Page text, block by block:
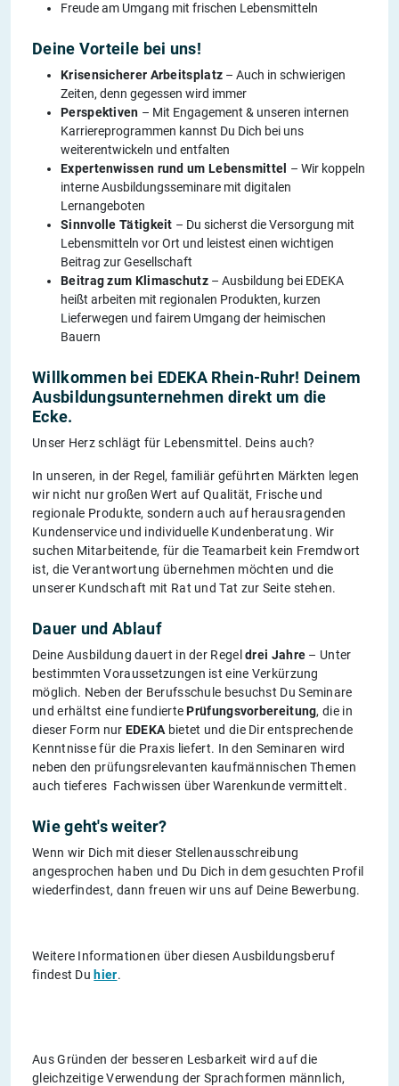
Freude am Umgang mit frischen Lebensmitteln
Deine Vorteile bei uns!
Krisensicherer Arbeitsplatz – Auch in schwierigen
Zeiten, denn gegessen wird immer
Perspektiven – Mit Engagement & unseren internen
Karriereprogrammen kannst Du Dich bei uns
weiterentwickeln und entfalten
Expertenwissen rund um Lebensmittel – Wir koppeln
interne Ausbildungsseminare mit digitalen
Lernangeboten
Sinnvolle Tätigkeit – Du sicherst die Versorgung mit
Lebensmitteln vor Ort und leistest einen wichtigen
Beitrag zur Gesellschaft
Beitrag zum Klimaschutz– Ausbildung bei EDEKA
heißt arbeiten mit regionalen Produkten, kurzen
Lieferwegen und fairem Umgang der heimischen
Bauern
Willkommen bei EDEKA Rhein-Ruhr! Deinem
Ausbildungsunternehmen direkt um die
Ecke.
Unser Herz schlägt für Lebensmittel. Deins auch?
In unseren, in der Regel, familiär geführten Märkten legen
wir nicht nur großen Wert auf Qualität, Frische und
regionale Produkte, sondern auch auf herausragenden
Kundenservice und individuelle Kundenberatung. Wir
suchen Mitarbeitende, für die Teamarbeit kein Fremdwort
ist, die Verantwortung übernehmen möchten und die
unserer Kundschaft mit Rat und Tat zur Seite stehen.
Dauer und Ablauf
Deine Ausbildung dauert in der Regeldrei Jahre – Unter
bestimmten Voraussetzungen ist eine Verkürzung
möglich. Neben der Berufsschule besuchst Du Seminare
und erhältst eine fundiertePrüfungsvorbereitung, die in
dieser Form nur EDEKA bietet und die Dir entsprechende
Kenntnisse für die Praxis liefert. In den Seminaren wird
neben den prüfungsrelevanten kaufmännischen Themen
auch tieferes Fachwissen über Warenkunde vermittelt.
Wie geht's weiter?
Wenn wir Dich mit dieser Stellenausschreibung
angesprochen haben und Du Dich in dem gesuchten Profil
wiederfindest, dann freuen wir uns auf Deine Bewerbung.
Weitere Informationen über diesen Ausbildungsberuf
findest Du hier.
Aus Gründen der besseren Lesbarkeit wird auf die
gleichzeitige Verwendung der Sprachformen männlich,